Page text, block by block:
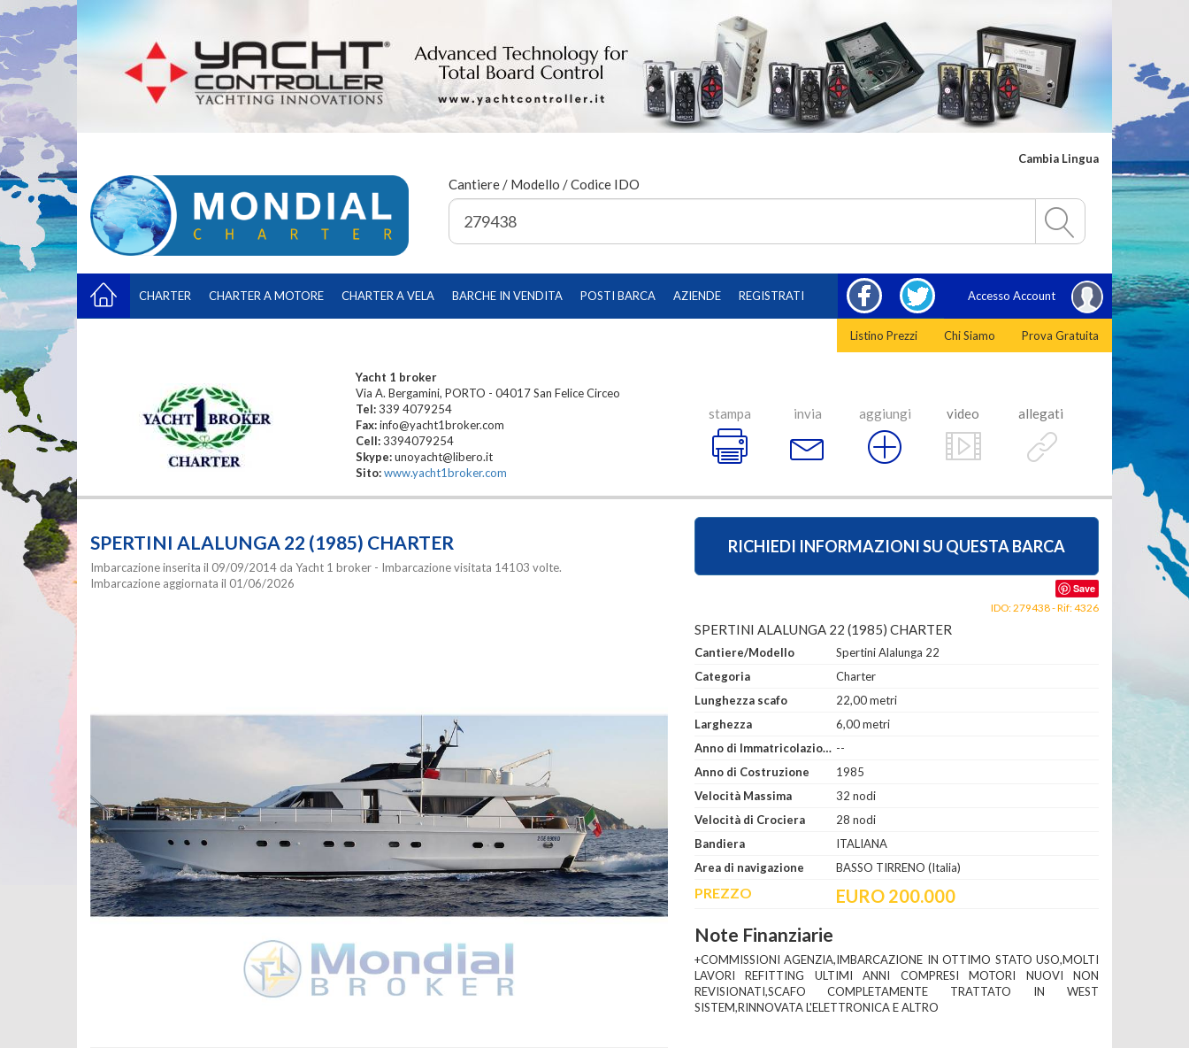
Cambia Lingua
Cantiere / Modello / Codice IDO
CHARTER CHARTER A MOTORE CHARTER A VELA BARCHE IN VENDITA POSTI BARCA AZIENDE REGISTRATI Accesso Account
FACEBOOKTWITTER
Listino Prezzi Chi Siamo Prova Gratuita
Yacht 1 broker
Via A. Bergamini, PORTO - 04017 San Felice Circeo
Tel:339 4079254
Fax:info@yacht1broker.com
Cell:3394079254
Skype:unoyacht@libero.it
Sito:www.yacht1broker.com
stampa invia aggiungi video allegati
SPERTINI ALALUNGA 22 (1985) CHARTER
Imbarcazione inserita il 09/09/2014 da Yacht 1 broker - Imbarcazione visitata 14103 volte.
Imbarcazione aggiornata il 01/06/2026
RICHIEDI INFORMAZIONI SU QUESTA BARCA
Save
IDO: 279438 - Rif: 4326
SPERTINI ALALUNGA 22 (1985) CHARTER
Cantiere/Modello
Spertini Alalunga 22
Categoria
Charter
Lunghezza scafo
22,00 metri
Larghezza
6,00 metri
Anno di Immatricolazione --
Anno di Costruzione
1985
Velocità Massima
32 nodi
Velocità di Crociera
28 nodi
Bandiera
ITALIANA
Area di navigazione
BASSO TIRRENO (Italia)
PREZZO EURO 200.000
Note Finanziarie
+COMMISSIONI AGENZIA,IMBARCAZIONE IN OTTIMO STATO USO,MOLTI
LAVORI REFITTING ULTIMI ANNI COMPRESI MOTORI NUOVI NON
REVISIONATI,SCAFO COMPLETAMENTE TRATTATO IN WEST
SISTEM,RINNOVATA L'ELETTRONICA E ALTRO